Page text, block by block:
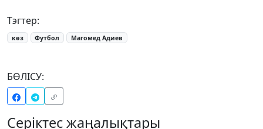
Тэгтер:
көз Футбол Магомед Адиев
БӨЛІСУ:
Серіктес жаңалықтары